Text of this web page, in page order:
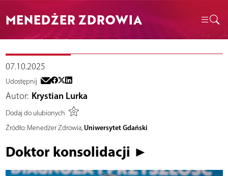
MENEDŻER ZDROWIA
07.10.2025
Udostępnij
Autor: Krystian Lurka
Dodaj do ulubionych
Źródło:Menedżer Zdrowia, Uniwersytet Gdański
Doktor konsolidacji ►